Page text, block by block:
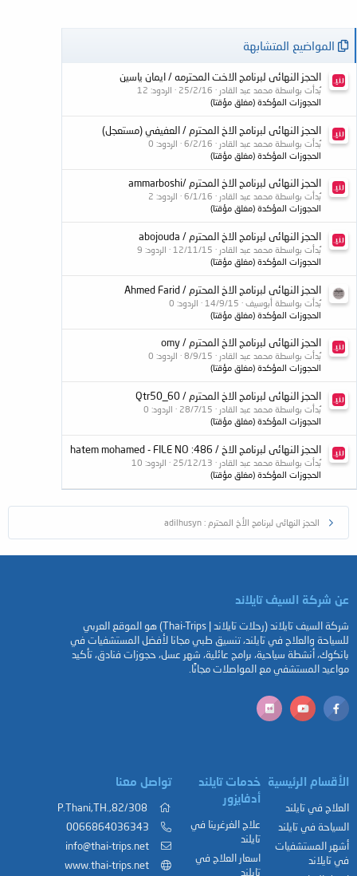
و
المواضيع المتشابهة
الحجز النهائى لبرنامج الاخت المحترمه / ايمان ياسين
بُدأت بواسطة محمد عبد القادر 25/2/16
الردود: 12
الحجوزات المؤكدة (مغلق مؤقتا)
الحجز النهائى لبرنامج الاخ المحترم / العفيفي (مستعجل)
بُدأت بواسطة محمد عبد القادر 6/2/16
الردود: 0
الحجوزات المؤكدة (مغلق مؤقتا)
الحجز النهائى لبرنامج الاخ المحترم /ammarboshi
بُدأت بواسطة محمد عبد القادر 6/1/16
الردود: 2
الحجوزات المؤكدة (مغلق مؤقتا)
الحجز النهائى لبرنامج الاخ المحترم / abojouda
بُدأت بواسطة محمد عبد القادر 12/11/15
الردود: 9
الحجوزات المؤكدة (مغلق مؤقتا)
الحجز النهائى لبرنامج الاخ المحترم / Ahmed Farid
بُدأت بواسطة أبوسيف 14/9/15
الردود: 0
الحجوزات المؤكدة (مغلق مؤقتا)
الحجز النهائى لبرنامج الاخ المحترم / omy
بُدأت بواسطة محمد عبد القادر 8/9/15
الردود: 0
الحجوزات المؤكدة (مغلق مؤقتا)
الحجز النهائى لبرنامج الاخ المحترم / Qtr50_60
بُدأت بواسطة محمد عبد القادر 28/7/15
الردود: 0
الحجوزات المؤكدة (مغلق مؤقتا)
الحجز النهائى لبرنامج الاخ / hatem mohamed - FILE NO :486
بُدأت بواسطة محمد عبد القادر 25/12/13
الردود: 10
الحجوزات المؤكدة (مغلق مؤقتا)
الحجز النهائى لبرنامج الأخ المحترم : adilhusyn
عن شركة السيف تايلاند
شركة السيف تايلاند (رحلات تايلاند | Thai-Trips) هو الموقع العربي
للسياحة والعلاج في تايلند، تنسيق طبي مجانا لأفضل المستشفيات في
بانكوك، أنشطة سياحية، برامج عائلية، شهر عسل، حجوزات فنادق، تأكيد
مواعيد المستشفي مع المواصلات مجانًا.
الأقسام الرئيسية
العلاج في تايلند
السياحة في تايلند
أشهر المستشفيات
في تايلاند
خدمات تايلند
أدفايزور
علاج الغرغرينا في
تايلند
اسعار العلاج في
تايلند
تواصل معنا
82/308,.P.Thani,TH
0066864036343
info@thai-trips.net
www.thai-trips.net